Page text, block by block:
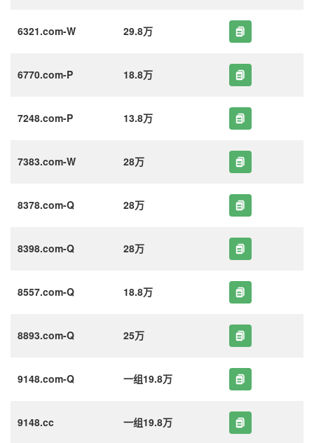
6321.com-W 29.8万
6770.com-P 18.8万
7248.com-P 13.8万
7383.com-W 28万
8378.com-Q 28万
8398.com-Q 28万
8557.com-Q 18.8万
8893.com-Q 25万
9148.com-Q 一组19.8万
9148.cc 一组19.8万